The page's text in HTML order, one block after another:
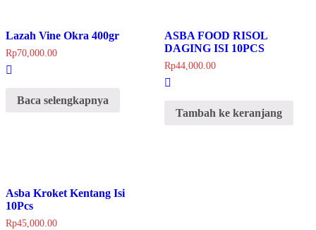
Lazah Vine Okra 400gr
Rp70,000.00
Baca selengkapnya
ASBA FOOD RISOL
DAGING ISI 10PCS
Rp44,000.00
Tambah ke keranjang
Asba Kroket Kentang Isi
10Pcs
Rp45,000.00